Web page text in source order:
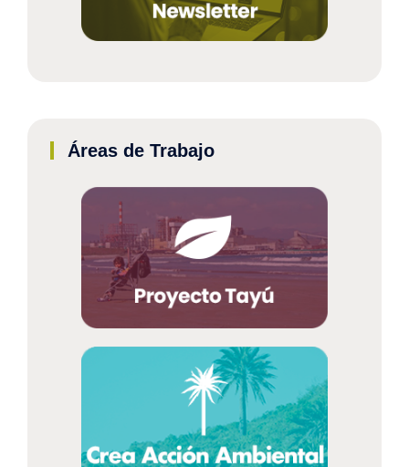
Áreas de Trabajo